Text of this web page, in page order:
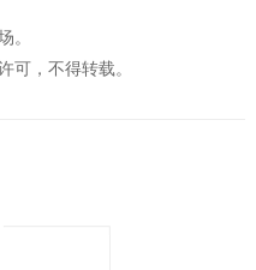
。
可，不得转载。